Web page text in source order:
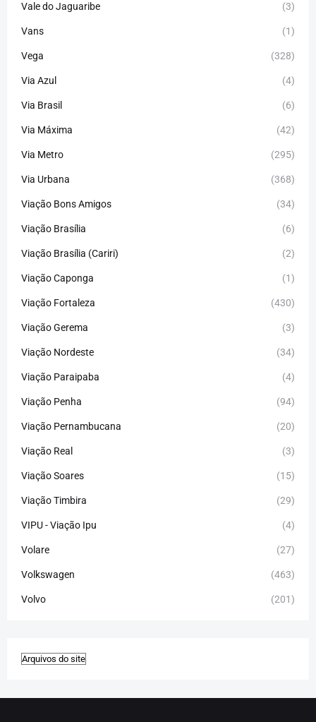
Vale do Jaguaribe (3)
Vans (1)
Vega (328)
Via Azul (4)
Via Brasil (6)
Via Máxima (42)
Via Metro (295)
Via Urbana (368)
Viação Bons Amigos (34)
Viação Brasília (6)
Viação Brasília (Cariri) (2)
Viação Caponga (1)
Viação Fortaleza (430)
Viação Gerema (3)
Viação Nordeste (34)
Viação Paraipaba (4)
Viação Penha (94)
Viação Pernambucana (20)
Viação Real (3)
Viação Soares (15)
Viação Timbira (29)
VIPU - Viação Ipu (4)
Volare (27)
Volkswagen (463)
Volvo (201)